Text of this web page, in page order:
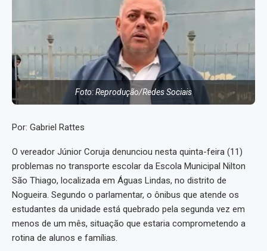
Foto: Reprodução/Redes Sociais
Por: Gabriel Rattes
O vereador Júnior Coruja denunciou nesta quinta-feira (11)
problemas no transporte escolar da Escola Municipal Nilton
São Thiago, localizada em Águas Lindas, no distrito de
Nogueira. Segundo o parlamentar, o ônibus que atende os
estudantes da unidade está quebrado pela segunda vez em
menos de um mês, situação que estaria comprometendo a
rotina de alunos e famílias.